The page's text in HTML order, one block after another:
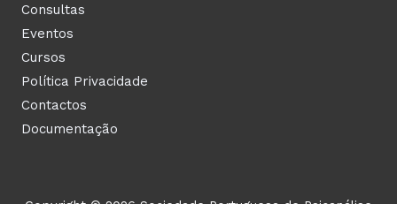
Consultas
Eventos
Cursos
Política Privacidade
Contactos
Documentação